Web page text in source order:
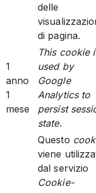
delle
di pagina.
1
anno
1
mese
This cookie
used by
Google
Analytics to
persist
state.
Questo
viene
dal servizio
Cookie-